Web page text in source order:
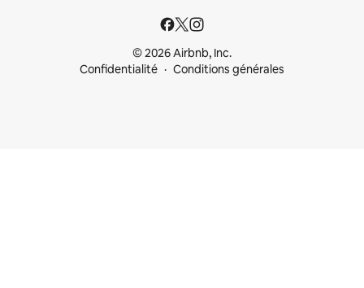
© 2026 Airbnb, Inc.
Confidentialité
Conditions générales